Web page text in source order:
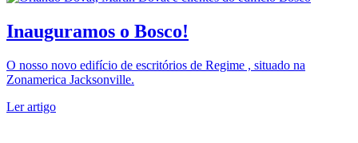
Inauguramos o Bosco!
O nosso novo edifício de escritórios de Regime , situado na
Zonamerica Jacksonville.
Ler artigo